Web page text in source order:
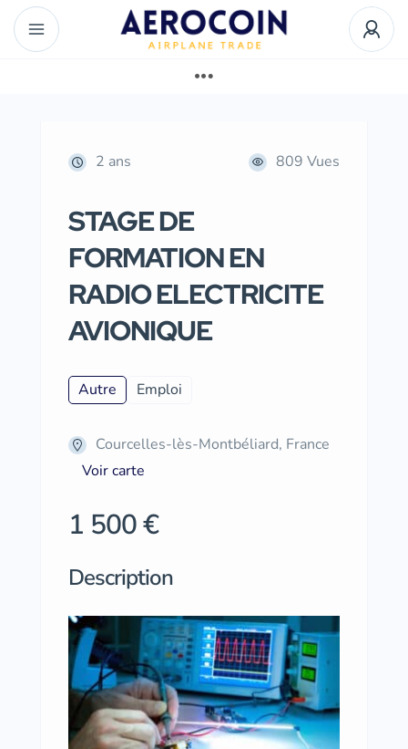
2 ans 809 Vues
STAGE DE
FORMATION EN
RADIO ELECTRICITE
AVIONIQUE
Autre Emploi
Courcelles-lès-Montbéliard, France
Voir carte
1 500 €
Description